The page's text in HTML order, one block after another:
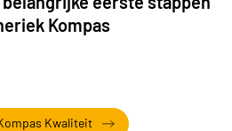
Kompas
Kwaliteit